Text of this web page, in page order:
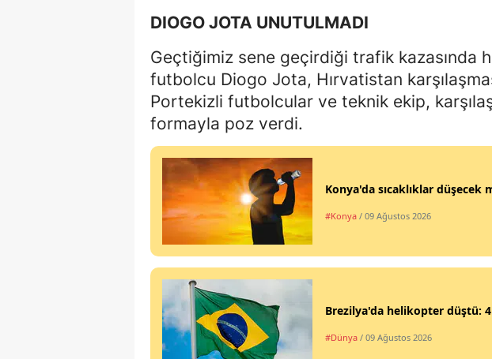
DIOGO JOTA UNUTULMADI
Geçtiğimiz sene geçirdiği trafik kazasında
futbolcu Diogo Jota, Hırvatistan
Portekizli futbolcular ve teknik ekip,
formayla poz verdi.
Konya'da sıcaklıklar düşecek
#Konya / 09 Ağustos 2026
Brezilya'da helikopter düştü:
#Dünya / 09 Ağustos 2026